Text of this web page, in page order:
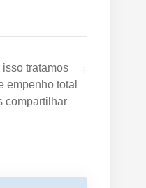
tratamos
empenho total
compartilhar